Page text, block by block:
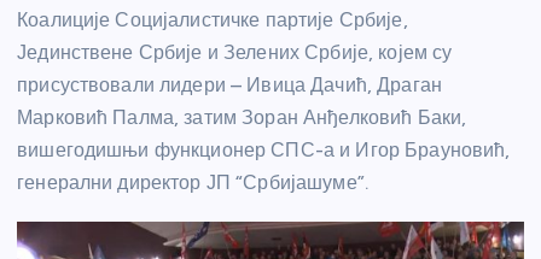
Коалиције Социјалистичке партије Србије,
Јединствене Србије и Зелених Србије, којем су
присуствовали лидери – Ивица Дачић, Драган
Марковић Палма, затим Зоран Анђелковић Баки,
вишегодишњи функционер СПС-а и Игор Брауновић,
генерални директор ЈП “Србијашуме”.